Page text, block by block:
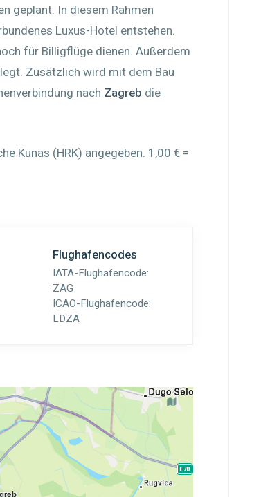
geplant. In diesem Rahmen
Luxus-Hotel entstehen.
für Billigflüge dienen. Außerdem
Zusätzlich wird mit dem Bau
nach Zagreb die
Kunas (HRK) angegeben. 1,00 € =
Flughafencodes
IATA-Flughafencode:
ZAG
ICAO-Flughafencode:
LDZA